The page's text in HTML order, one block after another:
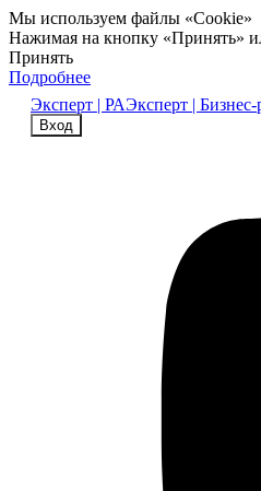
Мы используем файлы «Cookie»
Нажимая на кнопку «Принять»
Принять
Подробнее
Эксперт | РАЭксперт |
Вход